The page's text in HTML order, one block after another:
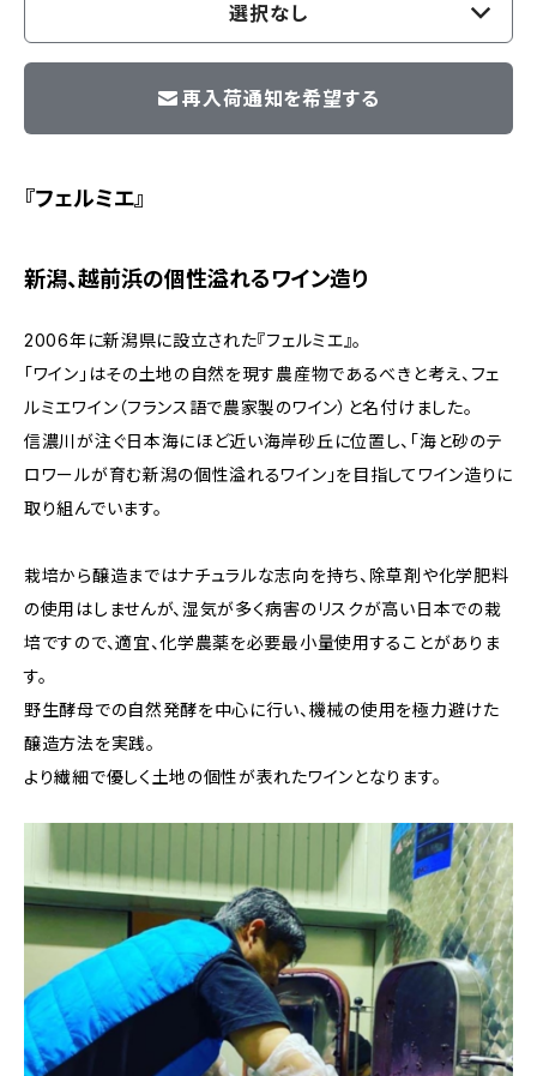
選択なし
再入荷通知を希望する
『フェルミエ』
新潟、越前浜の個性溢れるワイン造り
2006年に新潟県に設立された『フェルミエ』。
「ワイン」はその土地の自然を現す農産物であるべきと考え、フェ
ルミエワイン（フランス語で農家製のワイン）と名付けました。
信濃川が注ぐ日本海にほど近い海岸砂丘に位置し、「海と砂のテ
ロワールが育む新潟の個性溢れるワイン」を目指してワイン造りに
取り組んでいます。
栽培から醸造まではナチュラルな志向を持ち、除草剤や化学肥料
の使用はしませんが、湿気が多く病害のリスクが高い日本での栽
培ですので、適宜、化学農薬を必要最小量使用することがありま
す。
野生酵母での自然発酵を中心に行い、機械の使用を極力避けた
醸造方法を実践。
より繊細で優しく土地の個性が表れたワインとなります。